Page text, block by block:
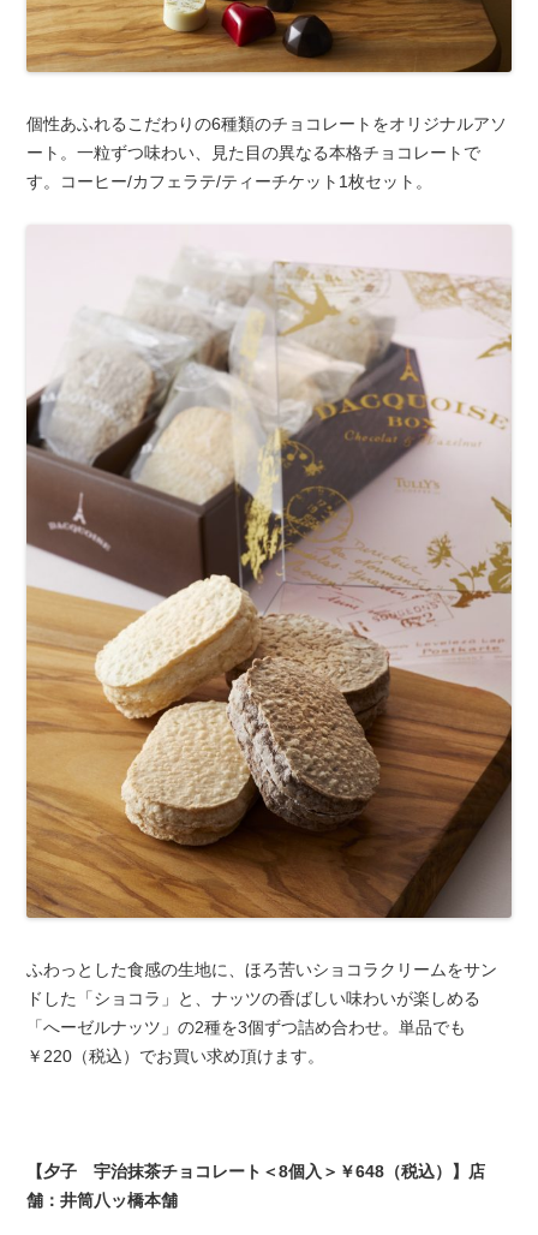
個性あふれるこだわりの6種類のチョコレートをオリジナルアソ
ート。一粒ずつ味わい、見た目の異なる本格チョコレートで
す。コーヒー/カフェラテ/ティーチケット1枚セット。
ふわっとした食感の生地に、ほろ苦いショコラクリームをサン
ドした「ショコラ」と、ナッツの香ばしい味わいが楽しめる
「へーゼルナッツ」の2種を3個ずつ詰め合わせ。単品でも
￥220（税込）でお買い求め頂けます。
【夕子 宇治抹茶チョコレート＜8個入＞￥648（税込）】店
舗：井筒八ッ橋本舗